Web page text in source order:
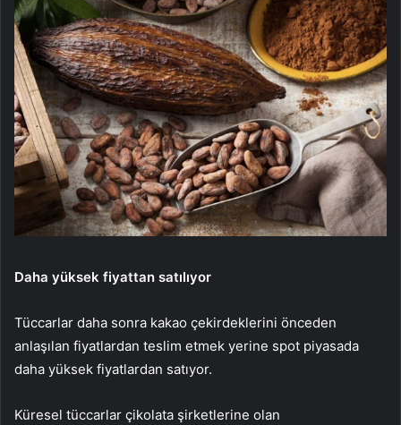
Daha yüksek fiyattan satılıyor
Tüccarlar daha sonra kakao çekirdeklerini önceden
anlaşılan fiyatlardan teslim etmek yerine spot piyasada
daha yüksek fiyatlardan satıyor.
Küresel tüccarlar çikolata şirketlerine olan